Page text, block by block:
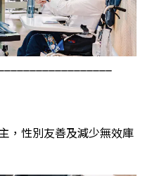
，性別友善及減少無效庫